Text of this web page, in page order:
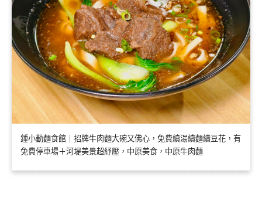
鍾小勤麵食館｜招牌牛肉麵大碗又佛心，免費續湯續麵續豆花，有
免費停車場＋河堤美景超紓壓，中原美食，中原牛肉麵